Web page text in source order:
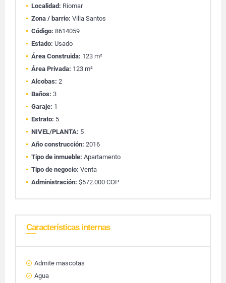
Localidad: Riomar
Zona / barrio: Villa Santos
Código: 8614059
Estado: Usado
Área Construida: 123 m²
Área Privada: 123 m²
Alcobas: 2
Baños: 3
Garaje: 1
Estrato: 5
NIVEL/PLANTA: 5
Año construcción: 2016
Tipo de inmueble: Apartamento
Tipo de negocio: Venta
Administración: $572.000 COP
Características internas
Admite mascotas
Agua